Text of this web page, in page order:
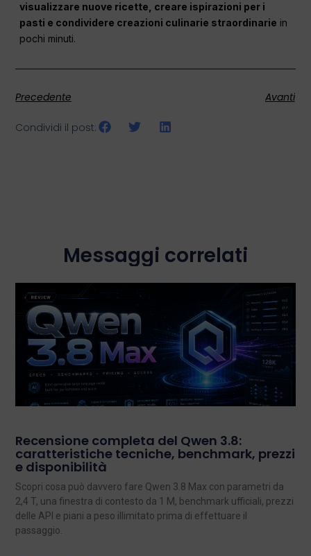
visualizzare nuove ricette, creare ispirazioni per i
pasti e condividere creazioni culinarie straordinarie in
pochi minuti.
Precedente Avanti
Condividi il post:
Messaggi correlati
Recensione completa del Qwen 3.8:
caratteristiche tecniche, benchmark, prezzi
e disponibilità
Scopri cosa può davvero fare Qwen 3.8 Max con parametri da
2,4 T, una finestra di contesto da 1 M, benchmark ufficiali, prezzi
delle API e piani a peso illimitato prima di effettuare il
passaggio.